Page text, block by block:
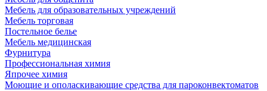
Мебель для образовательных учреждений
Мебель торговая
Постельное белье
Мебель медицинская
Фурнитура
Профессиональная химия
Япрочее химия
Моющие и ополаскивающие средства для пароконвектоматов